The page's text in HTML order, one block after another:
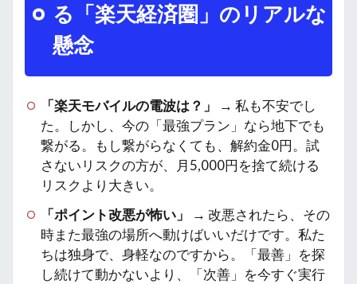
る「楽天経済圏」のリアルな
懸念
「楽天モバイルの電波は？」
→ 私も不安でし
た。しかし、今の「最強プラン」なら地下でも
繋がる。もし繋がらなくても、解約金0円。試
さないリスクの方が、月5,000円を捨て続ける
リスクより大きい。
「ポイント改悪が怖い」
→ 改悪されたら、その
時また最強の場所へ動けばいいだけです。私た
ちは独身で、身軽なのですから。「最善」を探
し続けて動かないより、「次善」を今すぐ実行